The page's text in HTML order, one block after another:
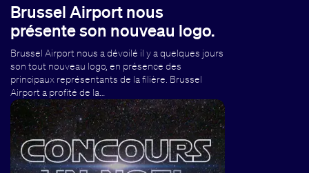
Brussel Airport nous
présente son nouveau logo.
Brussel Airport nous a dévoilé il y a quelques jours
son tout nouveau logo, en présence des
principaux représentants de la filière. Brussel
Airport a profité de la…